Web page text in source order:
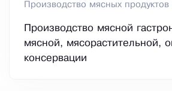
Производство мясных продуктов
Производство мясной
мясной, мясорастительной,
консервации